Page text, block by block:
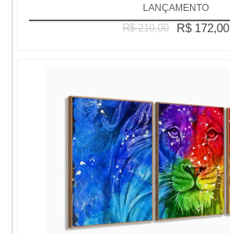
LANÇAMENTO
R$ 210,00 R$ 172,00